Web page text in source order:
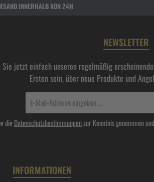
INNERHALB VON 24H
NEWSLETTER
Sie jetzt einfach unseren regelmäßig
Ersten sein, über neue Produkte und
Adresse*
die Datenschutzbestimmungenzur Kenntnis genommen
INFORMATIONEN